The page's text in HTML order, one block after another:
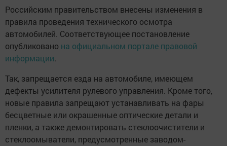
Российским правительством внесены изменения в
правила проведения технического осмотра
автомобилей. Соответствующее постановление
опубликовано на официальном портале правовой
информации.
Так, запрещается езда на автомобиле, имеющем
дефекты усилителя рулевого управления. Кроме того,
новые правила запрещают устанавливать на фары
бесцветные или окрашенные оптические детали и
пленки, а также демонтировать стеклоочистители и
стеклоомыватели, предусмотренные заводом-